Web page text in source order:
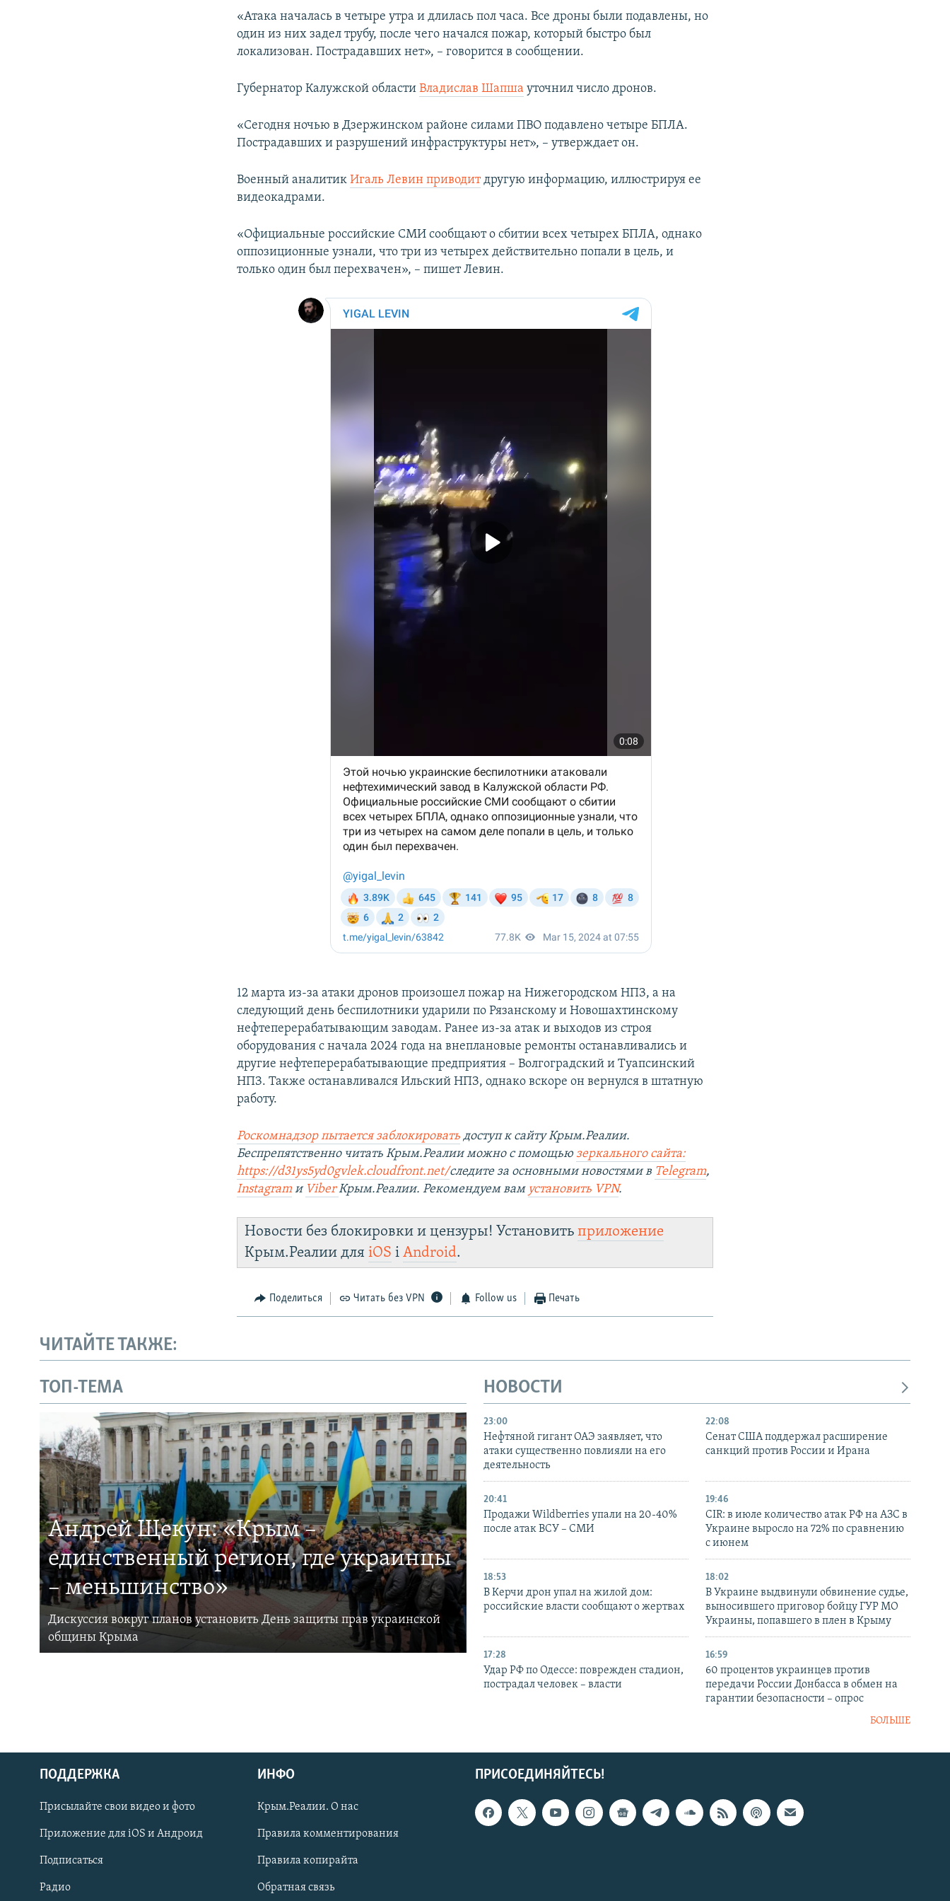
Українською
Qırımtatar
ПРИСОЕДИНЯЙТЕСЬ!
«Атака началась в четыре утра и длилась пол часа. Все дроны были подавлены, но
один из них задел трубу, после чего начался пожар, который быстро был
локализован. Пострадавших нет», – говорится в сообщении.
Губернатор Калужской областиВладислав Шапша уточнил число дронов.
«Сегодня ночью в Дзержинском районе силами ПВО подавлено четыре БПЛА.
Пострадавших и разрушений инфраструктуры нет», – утверждает он.
Военный аналитикИгаль Левин приводитдругую информацию, иллюстрируя ее
видеокадрами.
«Официальные российские СМИ сообщают о сбитии всех четырех БПЛА, однако
оппозиционные узнали, что три из четырех действительно попали в цель, и
только один был перехвачен», – пишет Левин.
12 марта из-за атаки дронов произошел пожар на Нижегородском НПЗ, а на
следующий день беспилотники ударили по Рязанскому и Новошахтинскому
нефтеперерабатывающим заводам. Ранее из-за атак и выходов из строя
оборудования с начала 2024 года на внеплановые ремонты останавливались и
другие нефтеперерабатывающие предприятия – Волгоградский и Туапсинский
НПЗ. Также останавливался Ильский НПЗ, однако вскоре он вернулся в штатную
работу.
Роскомнадзор пытается заблокировать доступ к сайту Крым.Реалии.
Беспрепятственно читать Крым.Реалии можно с помощьюзеркального сайта:
https://d31ys5yd0gvlek.cloudfront.net/следите за основными новостями в Telegram,
Instagram и ViberКрым.Реалии. Рекомендуем вам установить VPN.
Новости без блокировки и цензуры! Установитьприложение
Крым.Реалии дляiOS іAndroid.
Поделиться Читать без VPN Follow us Печать
ЧИТАЙТЕ ТАКЖЕ:
ТОП-ТЕМА
Андрей Щекун: «Крым –
единственный регион, где украинцы
– меньшинство»
Дискуссия вокруг планов установить День защиты прав украинской
общины Крыма
НОВОСТИ
23:00
Нефтяной гигант ОАЭ заявляет, что
атаки существенно повлияли на его
деятельность
22:08
Сенат США поддержал расширение
санкций против России и Ирана
20:41
Продажи Wildberries упали на 20-40%
после атак ВСУ – СМИ
19:46
CIR: в июле количество атак РФ на АЗС в
Украине выросло на 72% по сравнению
с июнем
18:53
В Керчи дрон упал на жилой дом:
российские власти сообщают о жертвах
18:02
В Украине выдвинули обвинение судье,
выносившего приговор бойцу ГУР МО
Украины, попавшего в плен в Крыму
17:28
Удар РФ по Одессе: поврежден стадион,
пострадал человек – власти
16:59
60 процентов украинцев против
передачи России Донбасса в обмен на
гарантии безопасности – опрос
БОЛЬШЕ
ПРИСОЕДИНЯЙТЕСЬ!
ПОДДЕРЖКА
Присылайте свои видео и фото
Приложение для iOS и Андроид
Подписаться
Радио
ИНФО
Крым.Реалии. О нас
Правила комментирования
Правила копирайта
Обратная связь